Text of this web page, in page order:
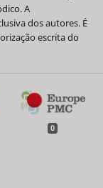
A
dos autores. É
escrita do
0